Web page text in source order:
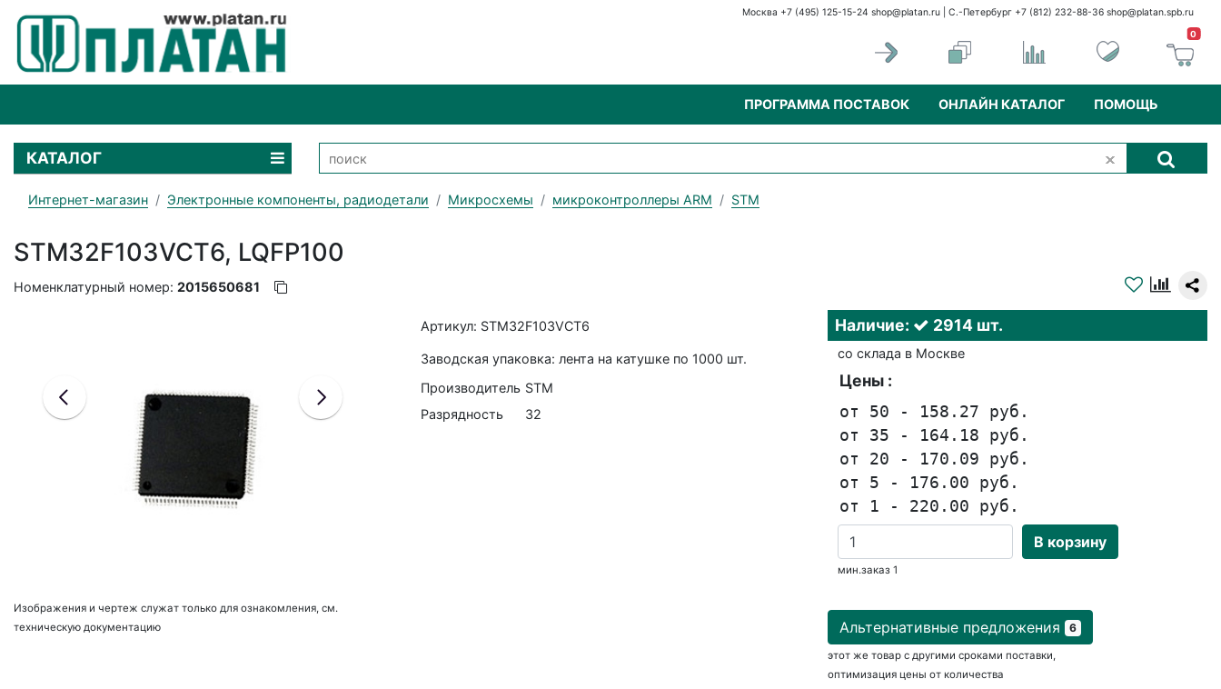
Москва +7 (495) 125-15-24 shop@platan.ru | С.-Петербург +7 (812) 232-88-36 shop@platan.spb.ru
0
ПРОГРАММА ПОСТАВОК ОНЛАЙН КАТАЛОГ ПОМОЩЬ
КАТАЛОГ
Интернет-магазин Электронные компоненты, радиодетали Микросхемы микроконтроллеры ARM STM
STM32F103VCT6, LQFP100
Номенклатурный номер: 2015650681
Изображения и чертеж служат только для ознакомления, см.
техническую документацию
Артикул: STM32F103VCT6
Заводская упаковка: лента на катушке по 1000 шт.
Производитель STM
Разрядность
32
Наличие: 2914 шт.
со склада в Москве
Цены :
от 50 - 158.27 руб.
от 35 - 164.18 руб.
от 20 - 170.09 руб.
от 5 - 176.00 руб.
от 1 - 220.00 руб.
В корзину
мин.заказ 1
Альтернативные предложения 6
этот же товар с другими сроками поставки,
оптимизация цены от количества